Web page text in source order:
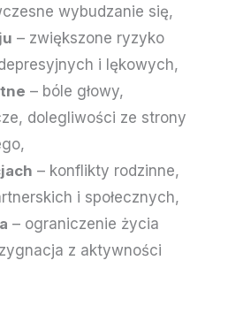
wybudzanie się,
– zwiększone ryzyko
i lękowych,
– bóle głowy,
dolegliwości ze strony
– konflikty rodzinne,
i społecznych,
– ograniczenie życia
z aktywności